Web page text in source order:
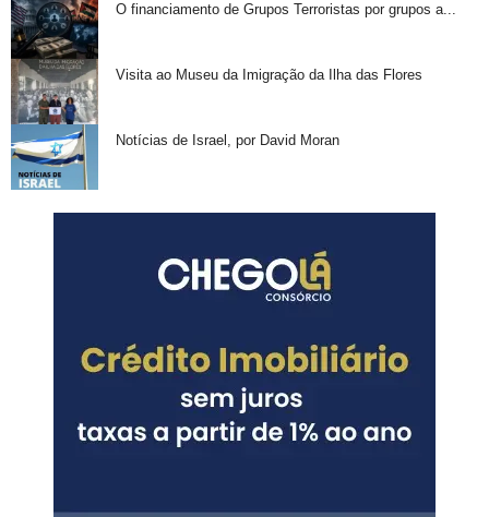
O financiamento de Grupos Terroristas por grupos a...
Visita ao Museu da Imigração da Ilha das Flores
Notícias de Israel, por David Moran